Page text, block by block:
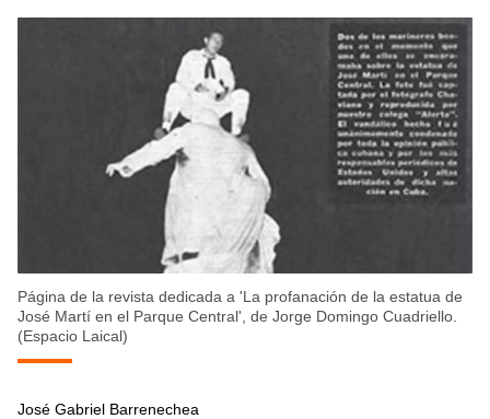
Página de la revista dedicada a 'La profanación de la estatua de
José Martí en el Parque Central', de Jorge Domingo Cuadriello.
(Espacio Laical)
José Gabriel Barrenechea